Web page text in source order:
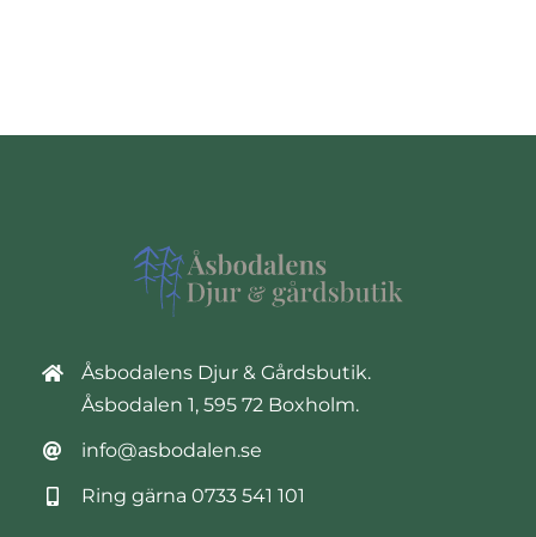
Åsbodalens Djur & Gårdsbutik.
Åsbodalen 1, 595 72 Boxholm.
info@asbodalen.se
Ring gärna 0733 541 101